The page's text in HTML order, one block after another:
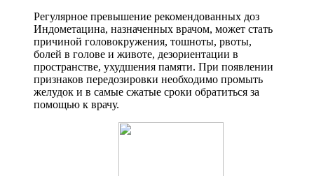
Регулярное превышение рекомендованных доз
Индометацина, назначенных врачом, может стать
причиной головокружения, тошноты, рвоты,
болей в голове и животе, дезориентации в
пространстве, ухудшения памяти. При появлении
признаков передозировки необходимо промыть
желудок и в самые сжатые сроки обратиться за
помощью к врачу.